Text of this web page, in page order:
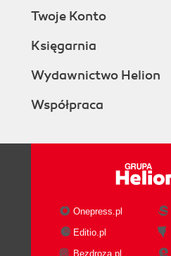
Twoje Konto
Księgarnia
Wydawnictwo Helion
Współpraca
Onepress.pl
Editio.pl
Bezdroza.pl